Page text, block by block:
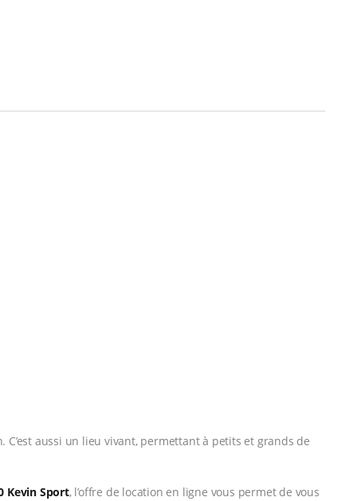
aussi un lieu vivant, permettant à petits et grands de
Kevin Sport, l’offre de location en ligne vous permet de vous